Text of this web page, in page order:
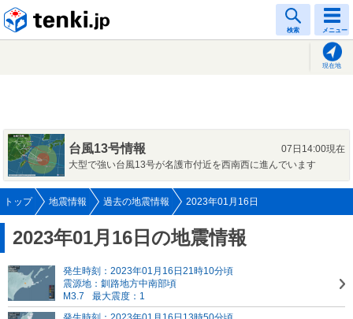
検索 メニュー
現在地
台風13号情報
07日14:00現在
大型で強い台風13号が名護市付近を西南西に進んでいます
トップ 地震情報 過去の地震情報 2023年01月16日
2023年01月16日の地震情報
発生時刻：2023年01月16日21時10分頃
震源地：釧路地方中南部頃
M3.7
最大震度：1